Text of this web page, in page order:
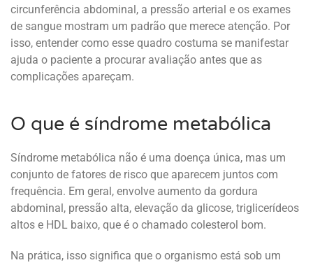
circunferência abdominal, a pressão arterial e os exames
de sangue mostram um padrão que merece atenção. Por
isso, entender como esse quadro costuma se manifestar
ajuda o paciente a procurar avaliação antes que as
complicações apareçam.
O que é síndrome metabólica
Síndrome metabólica não é uma doença única, mas um
conjunto de fatores de risco que aparecem juntos com
frequência. Em geral, envolve aumento da gordura
abdominal, pressão alta, elevação da glicose, triglicerídeos
altos e HDL baixo, que é o chamado colesterol bom.
Na prática, isso significa que o organismo está sob um